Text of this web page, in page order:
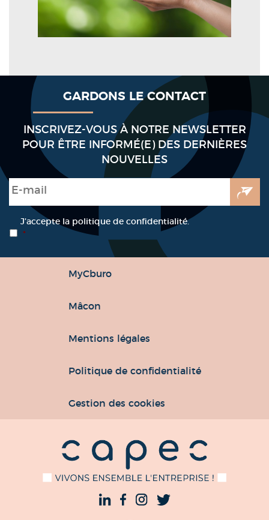
GARDONS LE CONTACT
INSCRIVEZ-VOUS À NOTRE NEWSLETTER
POUR ÊTRE INFORMÉ(E) DES DERNIÈRES
NOUVELLES
E-mail
RGPD *
J’accepte la politique de confidentialité.
*
MyCburo
Mâcon
Mentions légales
Politique de confidentialité
Gestion des cookies